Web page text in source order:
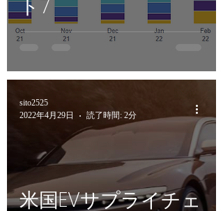
ト7
米国EVサプライチェ
sito2525
2022年4月29日
読了時間: 2分